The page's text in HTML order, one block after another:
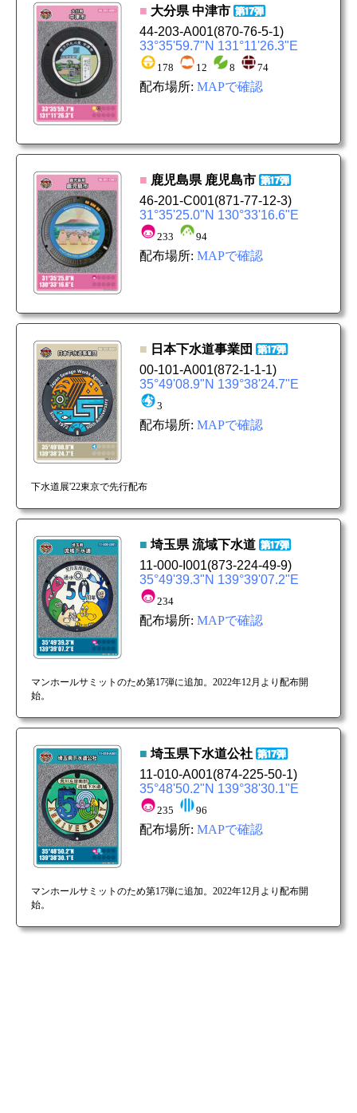
■ 大分県 中津市
44-203-A001(870-76-5-1)
33°35'59.7"N 131°11'26.3"E
178 12 8 74
配布場所: MAPで確認
■ 鹿児島県 鹿児島市
46-201-C001(871-77-12-3)
31°35'25.0"N 130°33'16.6"E
233 94
配布場所: MAPで確認
■ 日本下水道事業団
00-101-A001(872-1-1-1)
35°49'08.9"N 139°38'24.7"E
3
配布場所: MAPで確認
下水道展'22東京で先行配布
■ 埼玉県 流域下水道
11-000-I001(873-224-49-9)
35°49'39.3"N 139°39'07.2"E
234
配布場所: MAPで確認
マンホールサミットのため第17弾に追加。2022年12月より配布開
始。
■ 埼玉県下水道公社
11-010-A001(874-225-50-1)
35°48'50.2"N 139°38'30.1"E
235 96
配布場所: MAPで確認
マンホールサミットのため第17弾に追加。2022年12月より配布開
始。